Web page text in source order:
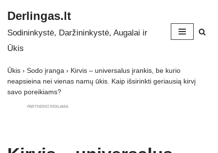
Skip
to
Derlingas.lt
Sodininkystė, Daržininkystė, Augalai ir
Ūkis
Ūkis › Sodo įranga › Kirvis – universalus įrankis, be kurio
neapsieina nei vienas namų ūkis. Kaip išsirinkti geriausią kirvį
savo poreikiams?
PARTNERIO REKLAMA